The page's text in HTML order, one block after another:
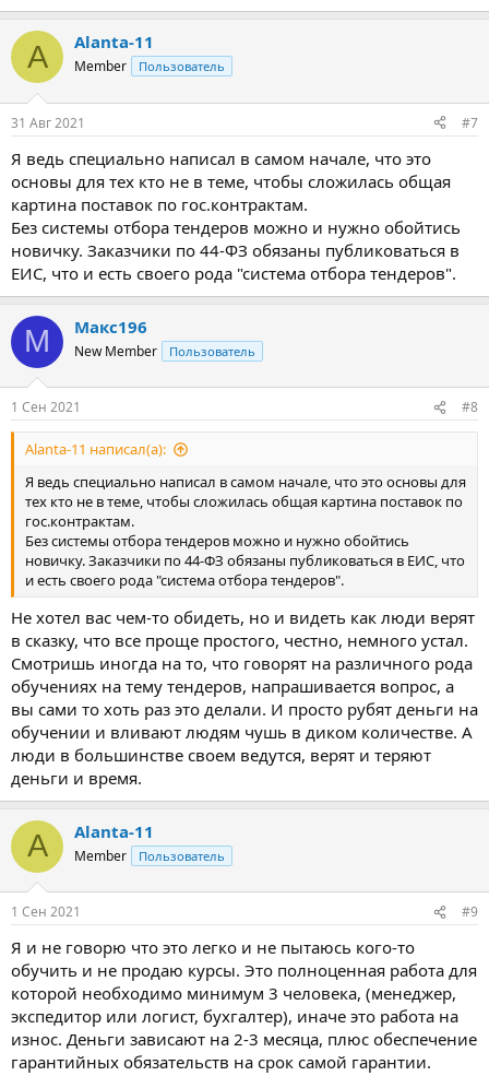
A Alanta-11
Member Пользователь
31 Авг 2021 #7
Я ведь специально написал в самом начале, что это
основы для тех кто не в теме, чтобы сложилась общая
картина поставок по гос.контрактам.
Без системы отбора тендеров можно и нужно обойтись
новичку. Заказчики по 44-ФЗ обязаны публиковаться в
ЕИС, что и есть своего рода "система отбора тендеров".
М Макс196
New Member Пользователь
1 Сен 2021 #8
Alanta-11 написал(а):
Я ведь специально написал в самом начале, что это основы для
тех кто не в теме, чтобы сложилась общая картина поставок по
гос.контрактам.
Без системы отбора тендеров можно и нужно обойтись
новичку. Заказчики по 44-ФЗ обязаны публиковаться в ЕИС, что
и есть своего рода "система отбора тендеров".
Не хотел вас чем-то обидеть, но и видеть как люди верят
в сказку, что все проще простого, честно, немного устал.
Смотришь иногда на то, что говорят на различного рода
обучениях на тему тендеров, напрашивается вопрос, а
вы сами то хоть раз это делали. И просто рубят деньги на
обучении и вливают людям чушь в диком количестве. А
люди в большинстве своем ведутся, верят и теряют
деньги и время.
A Alanta-11
Member Пользователь
1 Сен 2021 #9
Я и не говорю что это легко и не пытаюсь кого-то
обучить и не продаю курсы. Это полноценная работа для
которой необходимо минимум 3 человека, (менеджер,
экспедитор или логист, бухгалтер), иначе это работа на
износ. Деньги зависают на 2-3 месяца, плюс обеспечение
гарантийных обязательств на срок самой гарантии.